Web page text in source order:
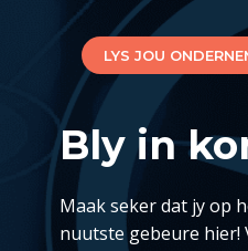
LYS JOU
Bly in
Maak seker dat jy op
nuutste gebeure hier!